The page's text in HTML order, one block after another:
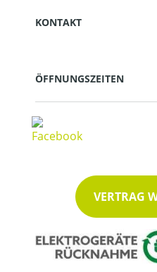
KONTAKT
ÖFFNUNGSZEITEN
VERTRAG